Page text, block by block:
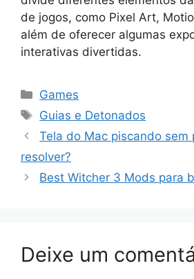
de jogos, como Pixel Art,
além de oferecer algumas
interativas divertidas.
Categorias
Games
Tags
Guias e Detonados
Tela do Mac piscando sem
resolver?
Best Witcher 3 Mods para
Deixe um